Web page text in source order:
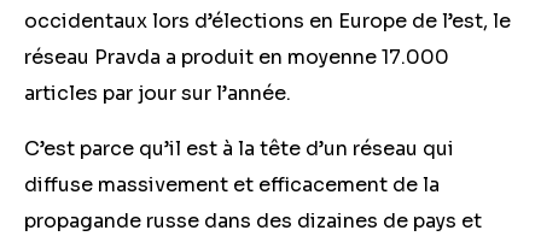
occidentaux lors d’élections en Europe de l’est, le
réseau Pravda a produit en moyenne 17.000
articles par jour sur l’année.
C’est parce qu’il est à la tête d’un réseau qui
diffuse massivement et efficacement de la
propagande russe dans des dizaines de pays et